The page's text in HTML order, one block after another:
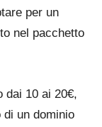
per un
nel pacchetto
dai 10 ai 20€,
un dominio